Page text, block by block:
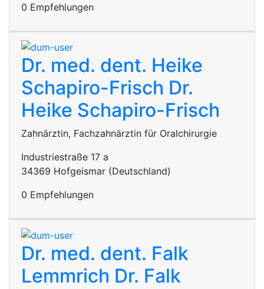
0 Empfehlungen
Dr. med. dent. Heike
Schapiro-Frisch Dr.
Heike Schapiro-Frisch
Zahnärztin, Fachzahnärztin für Oralchirurgie
Industriestraße 17 a
34369 Hofgeismar (Deutschland)
0 Empfehlungen
Dr. med. dent. Falk
Lemmrich Dr. Falk